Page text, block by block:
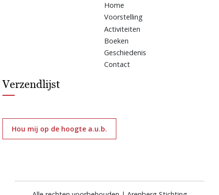
Home
Voorstelling
Activiteiten
Boeken
Geschiedenis
Contact
Verzendlijst
Hou mij op de hoogte a.u.b.